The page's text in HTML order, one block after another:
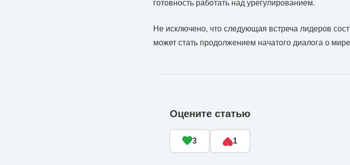
готовность работать над урегулированием.
Не исключено, что следующая встреча лидеров
может стать продолжением начатого диалога о
Оцените статью
3 1